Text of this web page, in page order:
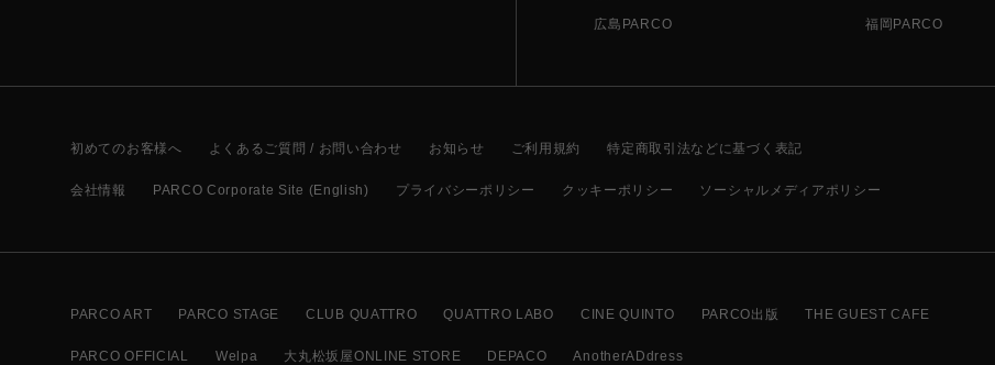
広島PARCO
福岡PARCO
初めてのお客様へ よくあるご質問 / お問い合わせ お知らせ ご利用規約 特定商取引法などに基づく表記
会社情報 PARCO Corporate Site (English) プライバシーポリシー クッキーポリシー ソーシャルメディアポリシー
PARCO ART PARCO STAGE CLUB QUATTRO QUATTRO LABO CINE QUINTO PARCO出版 THE GUEST CAFE
PARCO OFFICIAL Welpa 大丸松坂屋ONLINE STORE DEPACO AnotherADdress